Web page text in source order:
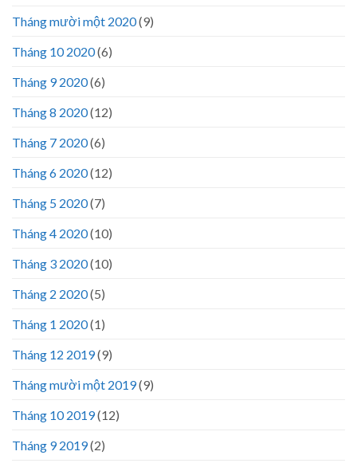
Tháng mười một 2020(9)
Tháng 10 2020(6)
Tháng 9 2020(6)
Tháng 8 2020(12)
Tháng 7 2020(6)
Tháng 6 2020(12)
Tháng 5 2020(7)
Tháng 4 2020(10)
Tháng 3 2020(10)
Tháng 2 2020(5)
Tháng 1 2020(1)
Tháng 12 2019(9)
Tháng mười một 2019(9)
Tháng 10 2019(12)
Tháng 9 2019(2)